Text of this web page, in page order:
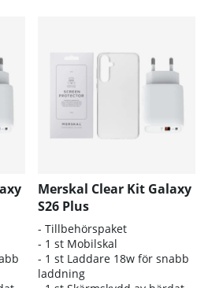
Merskal Clear Kit Galaxy
S26 Plus
- Tillbehörspaket
- 1 st Mobilskal
- 1 st Laddare 18w för snabb
laddning